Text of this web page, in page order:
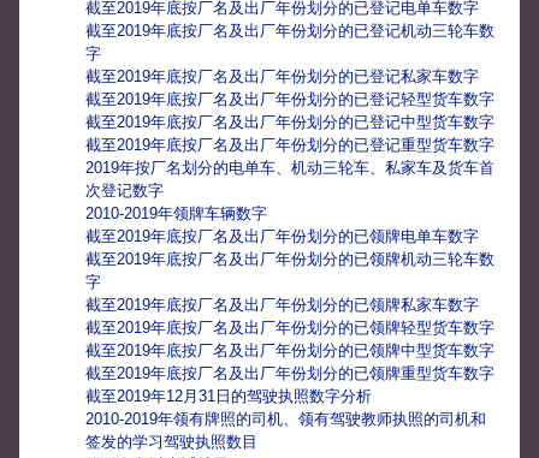
截至2019年底按厂名及出厂年份划分的已登记电单车数字
截至2019年底按厂名及出厂年份划分的已登记机动三轮车数
字
截至2019年底按厂名及出厂年份划分的已登记私家车数字
截至2019年底按厂名及出厂年份划分的已登记轻型货车数字
截至2019年底按厂名及出厂年份划分的已登记中型货车数字
截至2019年底按厂名及出厂年份划分的已登记重型货车数字
2019年按厂名划分的电单车、机动三轮车、私家车及货车首
次登记数字
2010-2019年领牌车辆数字
截至2019年底按厂名及出厂年份划分的已领牌电单车数字
截至2019年底按厂名及出厂年份划分的已领牌机动三轮车数
字
截至2019年底按厂名及出厂年份划分的已领牌私家车数字
截至2019年底按厂名及出厂年份划分的已领牌轻型货车数字
截至2019年底按厂名及出厂年份划分的已领牌中型货车数字
截至2019年底按厂名及出厂年份划分的已领牌重型货车数字
截至2019年12月31日的驾驶执照数字分析
2010-2019年领有牌照的司机、领有驾驶教师执照的司机和
签发的学习驾驶执照数目